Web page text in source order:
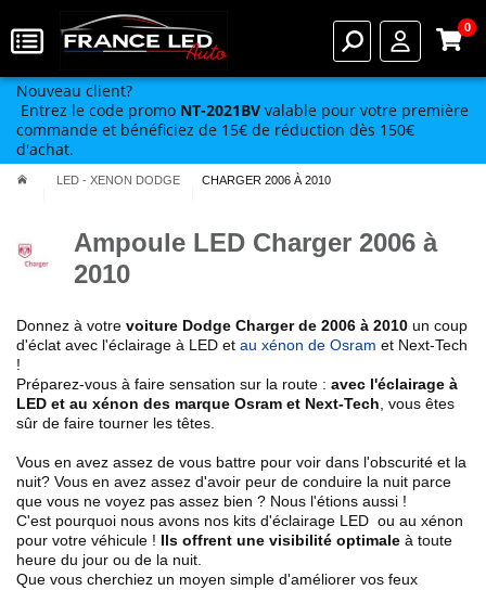
0
Nouveau client?
Entrez le code promo NT-2021BV valable pour votre première
commande et bénéficiez de 15€ de réduction dès 150€
d'achat.
LED - XENON DODGE CHARGER 2006 À 2010
Ampoule LED Charger 2006 à
2010
Donnez à votre voiture Dodge Charger de 2006 à 2010 un coup
d'éclat avec l'éclairage à LED et au xénon de Osram et Next-Tech
!
Préparez-vous à faire sensation sur la route : avec l'éclairage à
LED et au xénon des marque Osram et Next-Tech , vous êtes
sûr de faire tourner les têtes.
Vous en avez assez de vous battre pour voir dans l'obscurité et la
nuit? Vous en avez assez d'avoir peur de conduire la nuit parce
que vous ne voyez pas assez bien ? Nous l'étions aussi !
C'est pourquoi nous avons nos kits d'éclairage LED ou au xénon
pour votre véhicule ! Ils offrent une visibilité optimale à toute
heure du jour ou de la nuit.
Que vous cherchiez un moyen simple d'améliorer vos feux